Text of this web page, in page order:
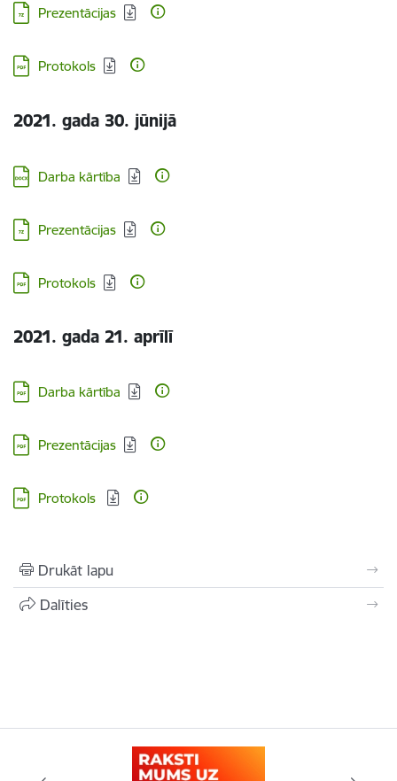
Lejupielādēt:
Prezentācijas
Lejupielādēt:
Protokols
2021. gada 30. jūnijā
Lejupielādēt:
Darba kārtība
Lejupielādēt:
Prezentācijas
Lejupielādēt:
Protokols
2021. gada 21. aprīlī
Lejupielādēt:
Darba kārtība
Lejupielādēt:
Prezentācijas
Lejupielādēt:
Protokols
Drukāt lapu
Dalīties